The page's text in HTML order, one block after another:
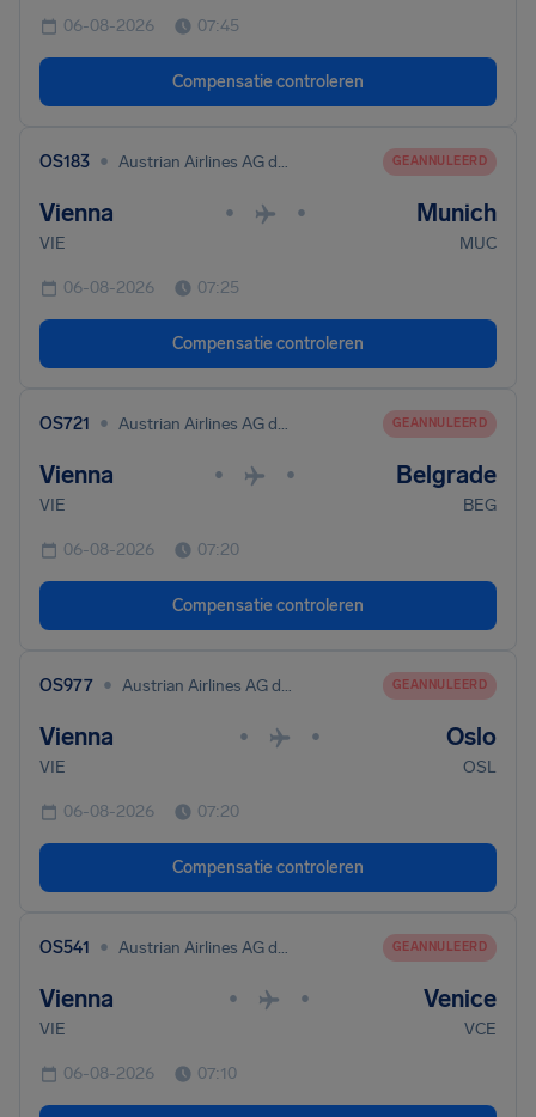
06-08-2026 07:45
Compensatie controleren
OS183 • Austrian Airlines AG dba Austrian GEANNULEERD
Vienna • • Munich
VIE MUC
06-08-2026 07:25
Compensatie controleren
OS721 • Austrian Airlines AG dba Austrian GEANNULEERD
Vienna • • Belgrade
VIE BEG
06-08-2026 07:20
Compensatie controleren
OS977 • Austrian Airlines AG dba Austrian GEANNULEERD
Vienna • • Oslo
VIE OSL
06-08-2026 07:20
Compensatie controleren
OS541 • Austrian Airlines AG dba Austrian GEANNULEERD
Vienna • • Venice
VIE VCE
06-08-2026 07:10